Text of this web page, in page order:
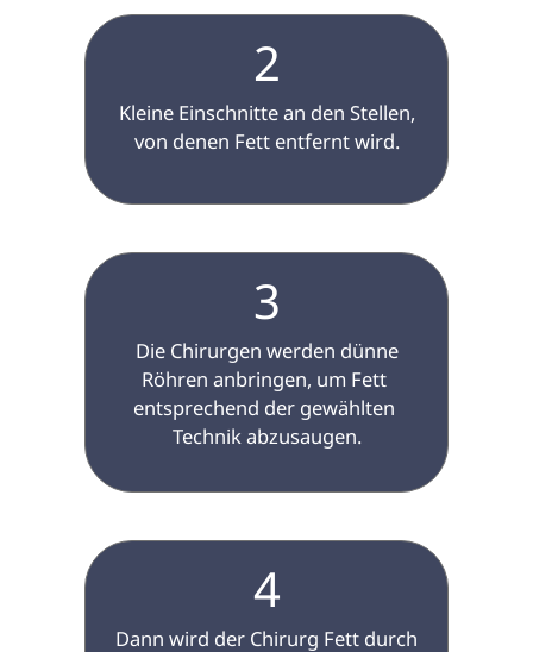
2
von denen Fett entfernt wird.
3
Röhren anbringen, um Fett
entsprechend der gewählten
Technik abzusaugen.
4